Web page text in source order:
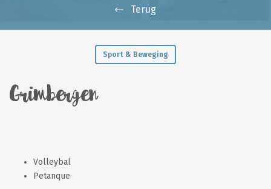
Terug
Sport & Beweging
Grimbergen
Volleybal
Petanque